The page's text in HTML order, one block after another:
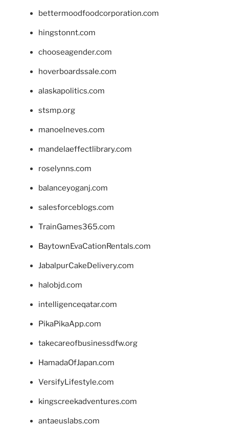
bettermoodfoodcorporation.com
hingstonnt.com
chooseagender.com
hoverboardssale.com
alaskapolitics.com
stsmp.org
manoelneves.com
mandelaeffectlibrary.com
roselynns.com
balanceyoganj.com
salesforceblogs.com
TrainGames365.com
BaytownEvaCationRentals.com
JabalpurCakeDelivery.com
halobjd.com
intelligenceqatar.com
PikaPikaApp.com
takecareofbusinessdfw.org
HamadaOfJapan.com
VersifyLifestyle.com
kingscreekadventures.com
antaeuslabs.com